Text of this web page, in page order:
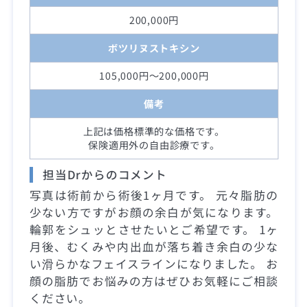
200,000円
ボツリヌストキシン
105,000円～200,000円
備考
上記は価格標準的な価格です。
保険適用外の自由診療です。
担当Drからのコメント
写真は術前から術後1ヶ月です。 元々脂肪の
少ない方ですがお顔の余白が気になります。
輪郭をシュッとさせたいとご希望です。 1ヶ
月後、むくみや内出血が落ち着き余白の少な
い滑らかなフェイスラインになりました。 お
顔の脂肪でお悩みの方はぜひお気軽にご相談
ください。